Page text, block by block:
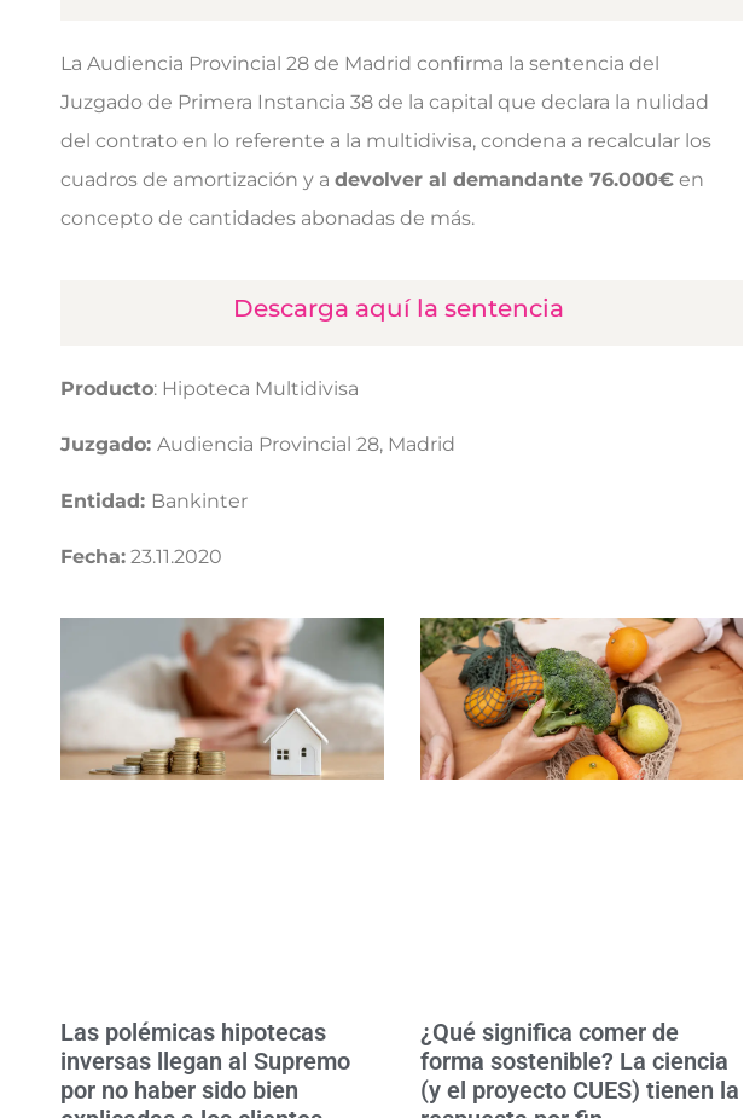
La Audiencia Provincial 28 de Madrid confirma la sentencia del
Juzgado de Primera Instancia 38 de la capital que declara la nulidad
del contrato en lo referente a la multidivisa, condena a recalcular los
cuadros de amortización y a devolver al demandante 76.000€ en
concepto de cantidades abonadas de más.
Descarga aquí la sentencia
Producto: Hipoteca Multidivisa
Juzgado: Audiencia Provincial 28, Madrid
Entidad: Bankinter
Fecha: 23.11.2020
Las polémicas hipotecas
inversas llegan al Supremo
por no haber sido bien
¿Qué significa comer de
forma sostenible? La ciencia
(y el proyecto CUES) tienen la